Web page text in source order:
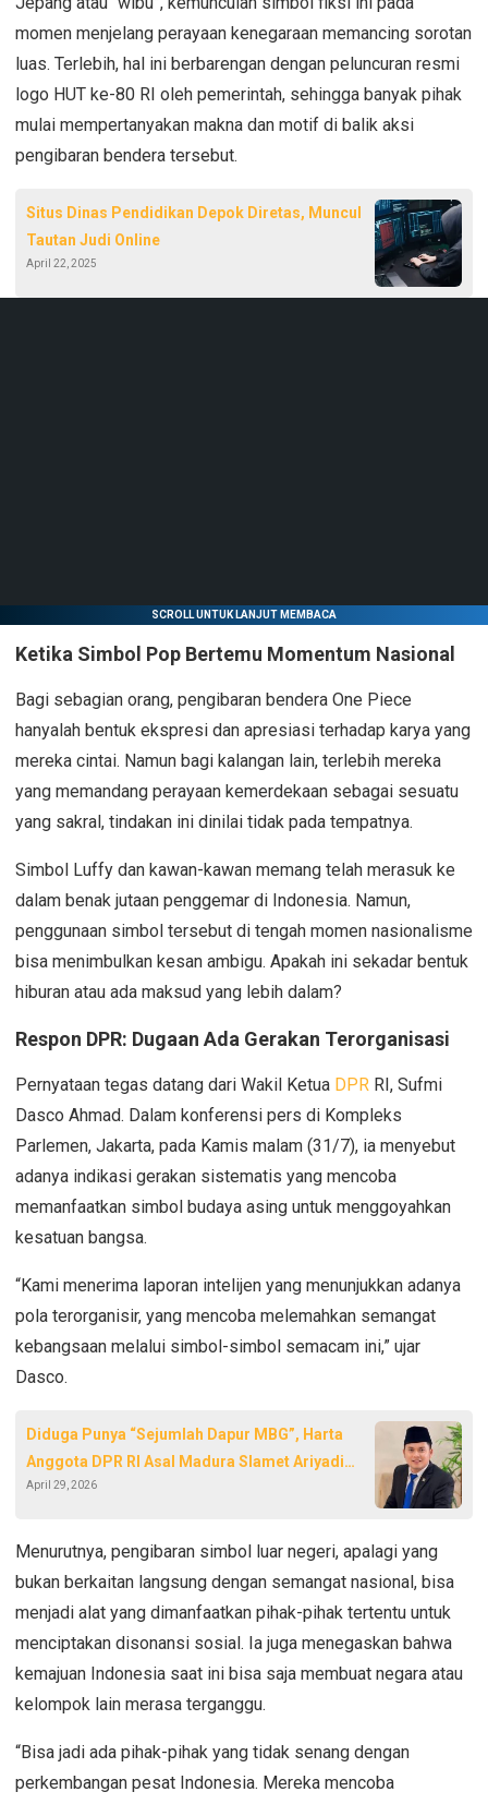
momen menjelang perayaan kenegaraan memancing sorotan
luas. Terlebih, hal ini berbarengan dengan peluncuran resmi
logo HUT ke-80 RI oleh pemerintah, sehingga banyak pihak
mulai mempertanyakan makna dan motif di balik aksi
pengibaran bendera tersebut.
Situs Dinas Pendidikan Depok Diretas, Muncul
Tautan Judi Online
April 22, 2025
SCROLL UNTUK LANJUT MEMBACA
Ketika Simbol Pop Bertemu Momentum Nasional
Bagi sebagian orang, pengibaran bendera One Piece
hanyalah bentuk ekspresi dan apresiasi terhadap karya yang
mereka cintai. Namun bagi kalangan lain, terlebih mereka
yang memandang perayaan kemerdekaan sebagai sesuatu
yang sakral, tindakan ini dinilai tidak pada tempatnya.
Simbol Luffy dan kawan-kawan memang telah merasuk ke
dalam benak jutaan penggemar di Indonesia. Namun,
penggunaan simbol tersebut di tengah momen nasionalisme
bisa menimbulkan kesan ambigu. Apakah ini sekadar bentuk
hiburan atau ada maksud yang lebih dalam?
Respon DPR: Dugaan Ada Gerakan Terorganisasi
Pernyataan tegas datang dari Wakil Ketua DPR RI, Sufmi
Dasco Ahmad. Dalam konferensi pers di Kompleks
Parlemen, Jakarta, pada Kamis malam (31/7), ia menyebut
adanya indikasi gerakan sistematis yang mencoba
memanfaatkan simbol budaya asing untuk menggoyahkan
kesatuan bangsa.
“Kami menerima laporan intelijen yang menunjukkan adanya
pola terorganisir, yang mencoba melemahkan semangat
kebangsaan melalui simbol-simbol semacam ini,” ujar
Dasco.
‎Diduga Punya “Sejumlah Dapur MBG”, Harta
Anggota DPR RI Asal Madura Slamet Ariyadi
Tercatat Rp6,1 Miliar
April 29, 2026
Menurutnya, pengibaran simbol luar negeri, apalagi yang
bukan berkaitan langsung dengan semangat nasional, bisa
menjadi alat yang dimanfaatkan pihak-pihak tertentu untuk
menciptakan disonansi sosial. Ia juga menegaskan bahwa
kemajuan Indonesia saat ini bisa saja membuat negara atau
kelompok lain merasa terganggu.
“Bisa jadi ada pihak-pihak yang tidak senang dengan
perkembangan pesat Indonesia. Mereka mencoba